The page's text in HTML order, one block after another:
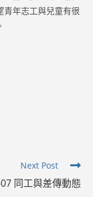
青年志工與兒童有很
Next Post
同工與差傳動態